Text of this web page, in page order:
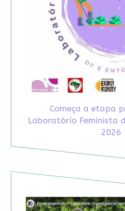
Começa a etapa
Laboratório Feminista
2026